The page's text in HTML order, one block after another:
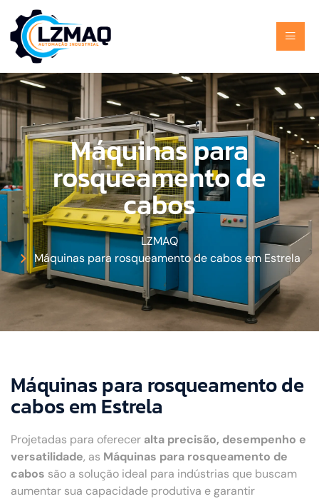
Máquinas para
rosqueamento de
cabos
LZMAQ
Máquinas para rosqueamento de cabos em Estrela
Máquinas para rosqueamento de
cabos em Estrela
Projetadas para oferecer alta precisão, desempenho e
versatilidade, as Máquinas para rosqueamento de
cabos são a solução ideal para indústrias que buscam
aumentar sua capacidade produtiva e garantir